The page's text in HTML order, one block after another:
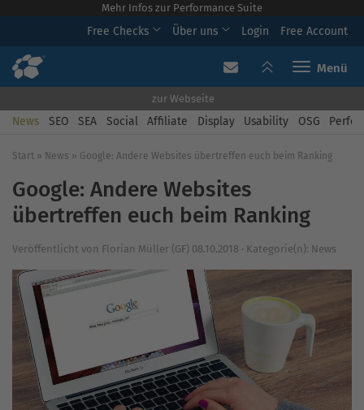
Mehr Infos zur Performance Suite
Free Checks Über uns Login Free Account
Toggle
zur Webseite
News SEO SEA Social Affiliate Display Usability OSG
Start » News » Google: Andere Websites übertreffen euch beim Ranking
Google: Andere Websites
übertreffen euch beim Ranking
Veröffentlicht von Florian Müller (GF) 08.10.2018 · Kategorie(n): News